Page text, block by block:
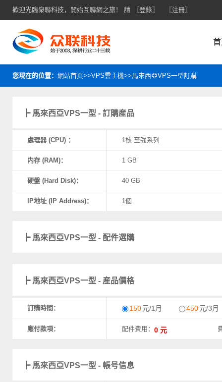
歡迎光臨衆聯科技，開始互聯網之旅！ 請 〖登錄〗 〖注冊〗
您現在的位置： 網站首頁>>VPS雲主機>>馬來西亞VPS一型訂購
┣ 馬來西亞VPS一型 - 訂購産品
處理器 (CPU) ： 1核 至強系列
内存 (RAM)： 1 GB
硬盤 (Hard Disk)： 40 GB
IP地址 (IP Address)： 1個
┣ 馬來西亞VPS一型 - 配件選購
┣ 馬來西亞VPS一型 - 産品價格
訂購時間： 150元/1月 450元/3月
應付款項： 配件費用：
┣ 馬來西亞VPS一型 - 帳号信息